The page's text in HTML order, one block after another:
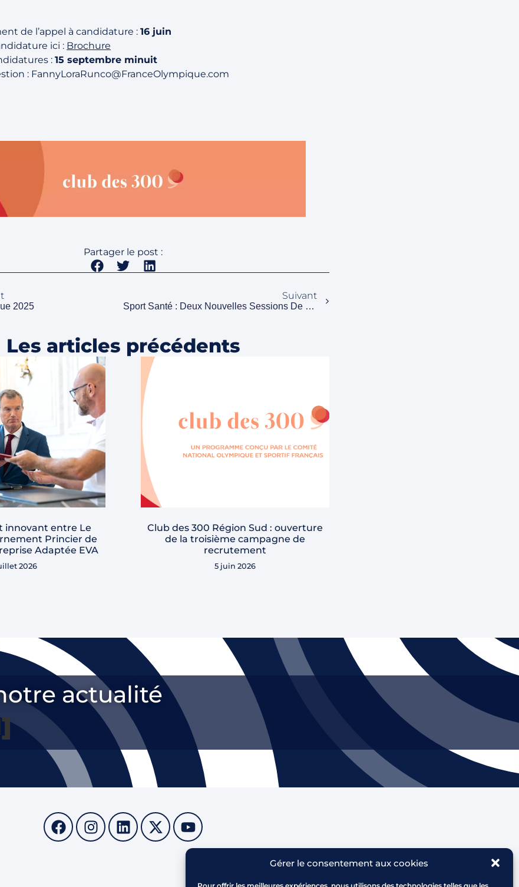
Gérer le consentement aux cookies
de l’appel à candidature : 16 juin
ici : Brochure
: 15 septembre minuit
: FannyLoraRunco@FranceOlympique.com
Partager le post :
2025
Suivant
Sport Santé : Deux Nouvelles Sessions De Formation !
Les articles précédents
innovant entre Le
Princier de
Adaptée EVA
2026
Club des 300 Région Sud : ouverture
de la troisième campagne de
recrutement
5 juin 2026
actualité
Parc de l'Arbois - RD 543
13 480 CABRIES